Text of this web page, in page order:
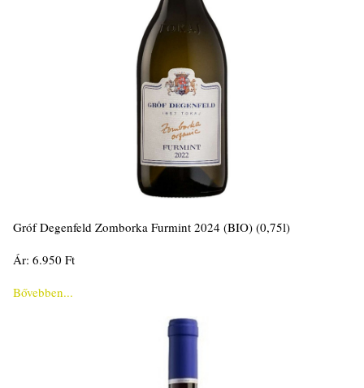
Gróf Degenfeld Zomborka Furmint 2024 (BIO) (0,75l)
Ár: 6.950 Ft
Bővebben...